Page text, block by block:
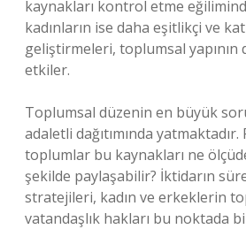
kaynakları kontrol etme
kadınların ise daha eşitlikçi ve
geliştirmeleri, toplumsal yapının
etkiler.
Toplumsal düzenin en büyük
adaletli dağıtımında
toplumlar bu kaynakları ne
şekilde paylaşabilir? İktidarın
stratejileri, kadın ve erkeklerin
vatandaşlık hakları bu noktada